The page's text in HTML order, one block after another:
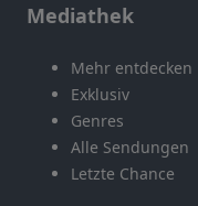
Mediathek
Mehr entdecken
Exklusiv
Genres
Alle Sendungen
Letzte Chance